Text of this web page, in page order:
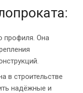
профиля. Она
в строительстве
надёжные и